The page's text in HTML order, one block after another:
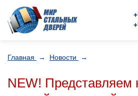
Главная → Новости →
NEW! Представляем